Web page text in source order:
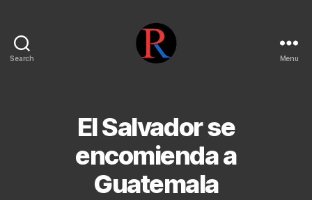
Search Menu
El Salvador se
encomienda a
Guatemala